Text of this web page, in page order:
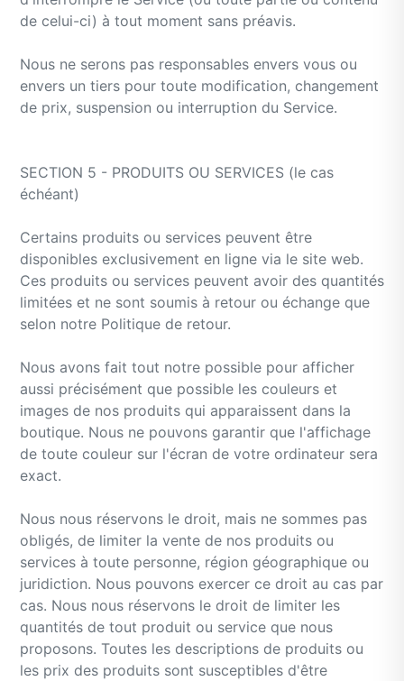
de celui-ci) à tout moment sans préavis.
Nous ne serons pas responsables envers vous ou
envers un tiers pour toute modification, changement
de prix, suspension ou interruption du Service.
SECTION 5 - PRODUITS OU SERVICES (le cas
échéant)
Certains produits ou services peuvent être
disponibles exclusivement en ligne via le site web.
Ces produits ou services peuvent avoir des quantités
limitées et ne sont soumis à retour ou échange que
selon notre Politique de retour.
Nous avons fait tout notre possible pour afficher
aussi précisément que possible les couleurs et
images de nos produits qui apparaissent dans la
boutique. Nous ne pouvons garantir que l'affichage
de toute couleur sur l'écran de votre ordinateur sera
exact.
Nous nous réservons le droit, mais ne sommes pas
obligés, de limiter la vente de nos produits ou
services à toute personne, région géographique ou
juridiction. Nous pouvons exercer ce droit au cas par
cas. Nous nous réservons le droit de limiter les
quantités de tout produit ou service que nous
proposons. Toutes les descriptions de produits ou
les prix des produits sont susceptibles d'être